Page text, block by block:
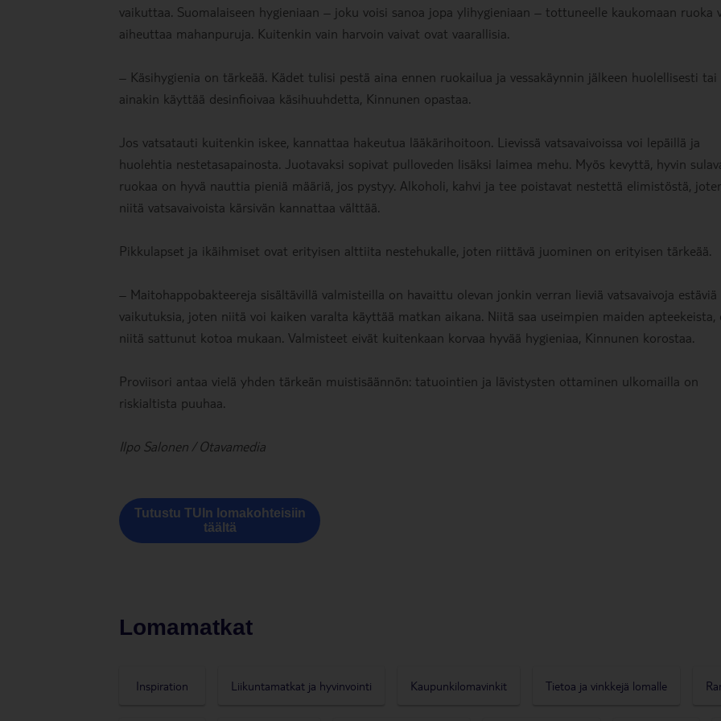
vaikuttaa. Suomalaiseen hygieniaan – joku voisi sanoa jopa ylihygieniaan – tottuneelle kaukomaan ruoka
aiheuttaa mahanpuruja. Kuitenkin vain harvoin vaivat ovat vaarallisia.
– Käsihygienia on tärkeää. Kädet tulisi pestä aina ennen ruokailua ja vessakäynnin jälkeen huolellisesti tai
ainakin käyttää desinfioivaa käsihuuhdetta, Kinnunen opastaa.
Jos vatsatauti kuitenkin iskee, kannattaa hakeutua lääkärihoitoon. Lievissä vatsavaivoissa voi lepäillä ja
huolehtia nestetasapainosta. Juotavaksi sopivat pulloveden lisäksi laimea mehu. Myös kevyttä, hyvin
ruokaa on hyvä nauttia pieniä määriä, jos pystyy. Alkoholi, kahvi ja tee poistavat nestettä elimistöstä,
niitä vatsavaivoista kärsivän kannattaa välttää.
Pikkulapset ja ikäihmiset ovat erityisen alttiita nestehukalle, joten riittävä juominen on erityisen tärkeää.
– Maitohappobakteereja sisältävillä valmisteilla on havaittu olevan jonkin verran lieviä vatsavaivoja estäviä
vaikutuksia, joten niitä voi kaiken varalta käyttää matkan aikana. Niitä saa useimpien maiden apteekeista,
niitä sattunut kotoa mukaan. Valmisteet eivät kuitenkaan korvaa hyvää hygieniaa, Kinnunen korostaa.
Proviisori antaa vielä yhden tärkeän muistisäännön: tatuointien ja lävistysten ottaminen ulkomailla on
riskialtista puuhaa.
Ilpo Salonen / Otavamedia
Tutustu TUIn lomakohteisiin
täältä
Lomamatkat
Inspiration Liikuntamatkat ja hyvinvointi Kaupunkilomavinkit Tietoa ja vinkkejä lomalle